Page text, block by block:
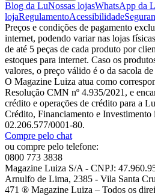
Blog da LuNossas lojasWhatsApp da
lojaRegulamentoAcessibilidade
Preços e condições de pagamento
internet, podendo variar nas lojas
de até 5 peças de cada produto por
estoques para internet. Caso os
valores, o preço válido é o da sacola de
O Magazine Luiza atua como
Resolução CMN nº 4.935/2021, e
crédito e operações de crédito para a
Crédito, Financiamento e Investimento
02.206.577/0001-80.
Compre pelo chat
ou compre pelo telefone:
0800 773 3838
Magazine Luiza S/A - CNPJ:
Arnulfo de Lima, 2385 - Vila Santa
471 ® Magazine Luiza – Todos os